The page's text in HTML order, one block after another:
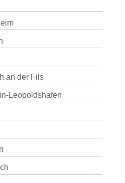
an der Fils
Leopoldshafen